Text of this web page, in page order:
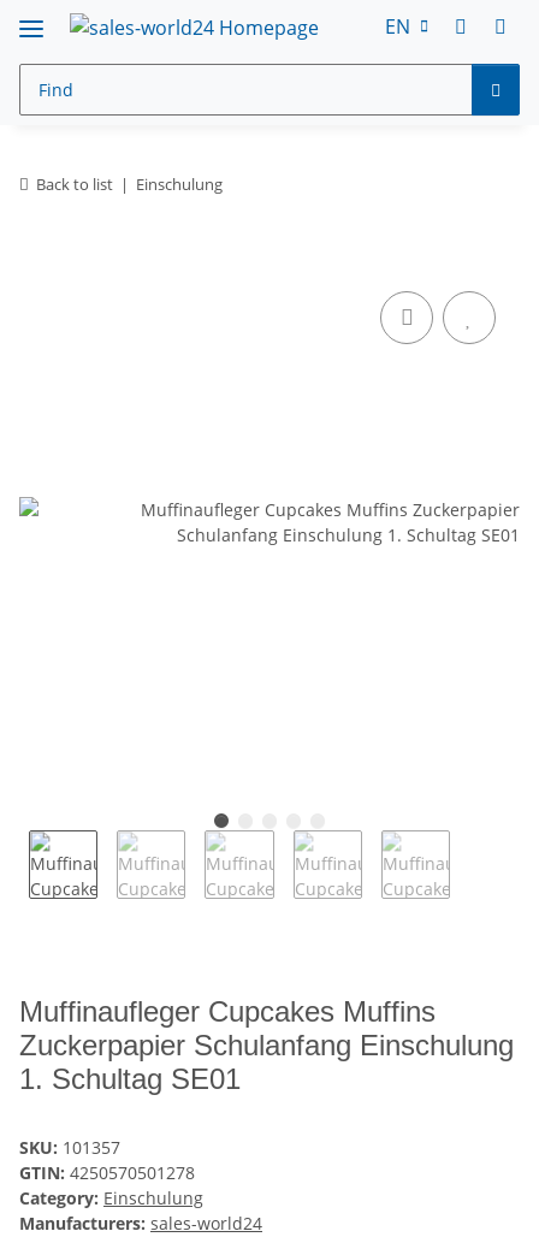
EN
Back to list Einschulung
Muffinaufleger Cupcakes Muffins
Zuckerpapier Schulanfang Einschulung
1. Schultag SE01
SKU: 101357
GTIN: 4250570501278
Category: Einschulung
Manufacturers: sales-world24